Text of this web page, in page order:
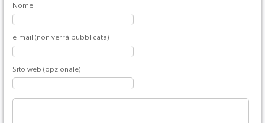
Nome
e-mail (non verrà pubblicata)
Sito web (opzionale)